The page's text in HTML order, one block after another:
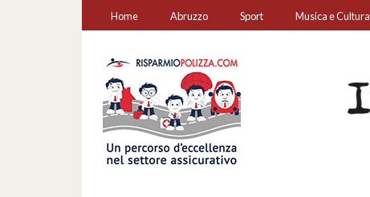
Home Abruzzo Sport Musica e Cultura